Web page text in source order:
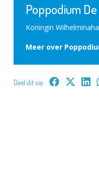
Poppodium
Koningin
Meer over
Deel dit via: